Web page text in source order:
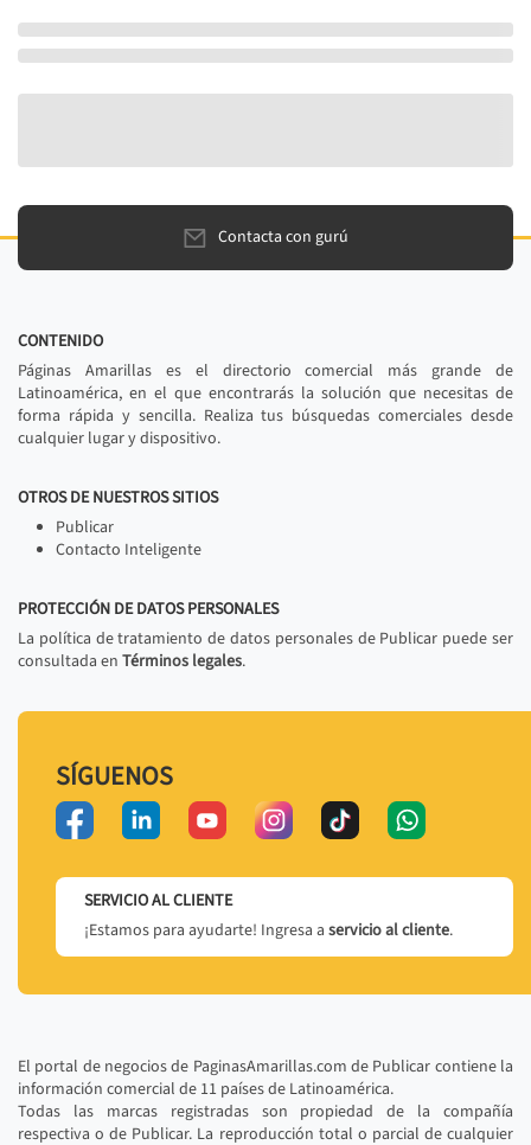
Contacta con gurú
CONTENIDO
Páginas Amarillas es el directorio comercial más grande de
Latinoamérica, en el que encontrarás la solución que necesitas de
forma rápida y sencilla. Realiza tus búsquedas comerciales desde
cualquier lugar y dispositivo.
OTROS DE NUESTROS SITIOS
Publicar
Contacto Inteligente
PROTECCIÓN DE DATOS PERSONALES
La política de tratamiento de datos personales de Publicar puede ser
consultada en Términos legales.
SÍGUENOS
SERVICIO AL CLIENTE
¡Estamos para ayudarte! Ingresa a servicio al cliente.
El portal de negocios de PaginasAmarillas.com de Publicar contiene la
información comercial de 11 países de Latinoamérica.
Todas las marcas registradas son propiedad de la compañía
respectiva o de Publicar. La reproducción total o parcial de cualquier